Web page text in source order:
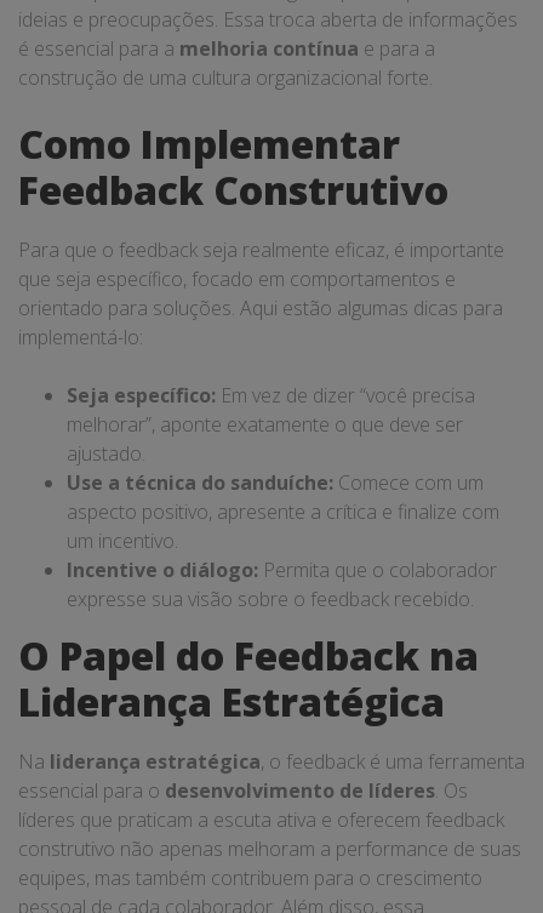
ideias e preocupações. Essa troca aberta de informações
é essencial para a melhoria contínua e para a
construção de uma cultura organizacional forte.
Como Implementar
Feedback Construtivo
Para que o feedback seja realmente eficaz, é importante
que seja específico, focado em comportamentos e
orientado para soluções. Aqui estão algumas dicas para
implementá-lo:
Seja específico: Em vez de dizer “você precisa
melhorar”, aponte exatamente o que deve ser
ajustado.
Use a técnica do sanduíche: Comece com um
aspecto positivo, apresente a crítica e finalize com
um incentivo.
Incentive o diálogo: Permita que o colaborador
expresse sua visão sobre o feedback recebido.
O Papel do Feedback na
Liderança Estratégica
Na liderança estratégica, o feedback é uma ferramenta
essencial para o desenvolvimento de líderes. Os
líderes que praticam a escuta ativa e oferecem feedback
construtivo não apenas melhoram a performance de suas
equipes, mas também contribuem para o crescimento
pessoal de cada colaborador. Além disso, essa